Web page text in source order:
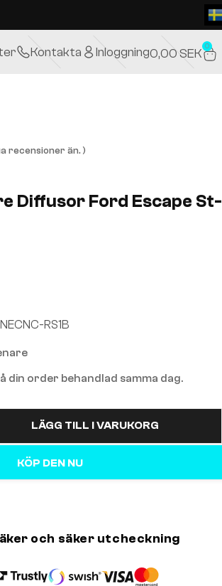
Kontakta Inloggning0,00SEK 0
recensioner än. )
Diffusor Ford Escape St-
RS1B
din order behandlad samma dag.
LÄGG TILL I VARUKORG
KÖP DEN NU
och säker utcheckning